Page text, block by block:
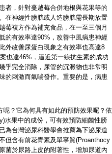
者，針對蔓越莓合併地根與花果等的
在神經性膀胱或人造膀胱需長期放置
莓複方作為補充食品，在一至三個月
的有效率達90%，改善中風病患神經
外改善尿蛋白現象之有效率也高達8
也達46%，逼近第一線抗生素的成功
乎完全消除，尿管的沉澱物也非常明
的刺激而氣喘發作。重要的是，病患
？它為何具有如此的預防效果呢？依
水果中的成份，可有效預防細菌性膀
為台灣泌尿科醫學會推薦為下泌尿道
但含有前花青素及單寧質(Proanthocy
菌於尿路上皮的附著性，增加尿道內